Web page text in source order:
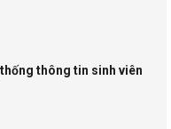
thông tin sinh viên